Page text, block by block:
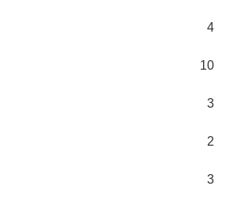
4
10
3
2
3